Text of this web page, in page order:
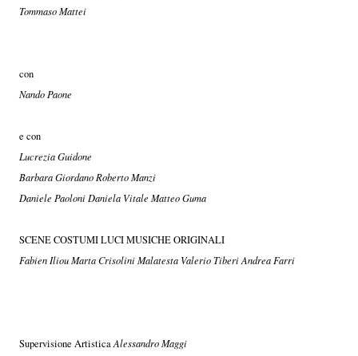
Tommaso Mattei
con
Nando Paone
e con
Lucrezia Guidone
Barbara Giordano Roberto Manzi
Daniele Paoloni Daniela Vitale Matteo Guma
SCENE COSTUMI LUCI MUSICHE ORIGINALI
Fabien Iliou Marta Crisolini Malatesta Valerio Tiberi Andrea Farri
Supervisione ArtisticaAlessandro Maggi